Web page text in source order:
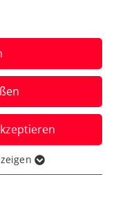
ÖTV-
ersten
Turniers.